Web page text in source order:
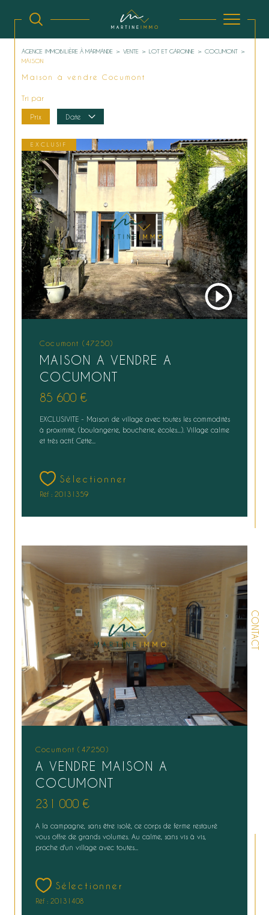
CONTACT
AGENCE IMMOBILIÈRE À MARMANDE VENTE LOT ET GARONNE
COCUMONT
MAISON
Maison à vendre Cocumont
Tri par
Prix Date
Cocumont (47250)
MAISON A VENDRE A
COCUMONT
85 600 €
EXCLUSIVITE - Maison de village avec toutes les commodités
à proximité, (boulangerie, boucherie, écoles...). Village calme
et très actif. Cette...
Sélectionner
Réf : 20131359
EXCLUSIF
Cocumont (47250)
A VENDRE MAISON A
COCUMONT
231 000 €
A la campagne, sans être isolé, ce corps de ferme restauré
vous offre de grands volumes. Au calme, sans vis à vis,
proche d'un village avec toutes...
Sélectionner
Réf : 20131408